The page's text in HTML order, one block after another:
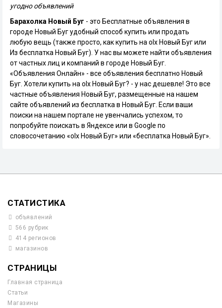
угодно объявлений
Барахолка Новый Буг - это Бесплатные объявления в
городе Новый Буг удобный способ купить или продать
любую вещь (также просто, как купить на olx Новый Буг или
Из бесплатка Новый Буг). У нас вы можете найти объявления
от частных лиц и компаний в городе Новый Буг.
«Объявления Онлайн» - все объявления бесплатно Новый
Буг. Хотели купить на olx Новый Буг? - у нас дешевле! Это все
частные объявления Новый Буг, размещенные на нашем
сайте объявлений из бесплатка в Новый Буг. Если ваши
поиски на нашем портале не увенчались успехом, то
попробуйте поискать в Яндексе или в Google по
словосочетанию «olx Новый Буг» или «бесплатка Новый Буг».
СТАТИСТИКА
объявлений
566 рубрик
414 регионов
магазинов
СТРАНИЦЫ
Главная страница
Статьи
Магазины